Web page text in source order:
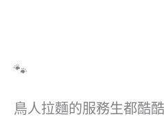
🐾
鳥人拉麵的服務生都酷